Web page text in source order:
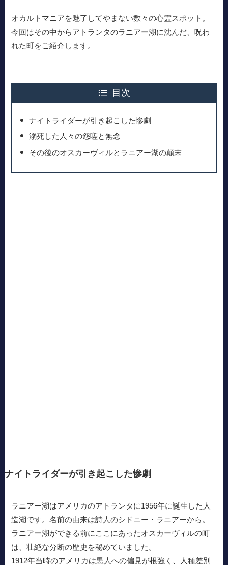
オカルトマニアを魅了してやまない数々の心霊スポット。
今回はその中からアトランタのラニアー湖に沈んだ、呪わ
れた町をご紹介します。
目次
ナイトライダーが引き起こした惨劇
溺死した人々の怨嗟と無念
その後のオスカーヴィルとラニアー湖の顛末
ナイトライダーが引き起こした惨劇
ラニアー湖はアメリカのアトランタに1956年に誕生した人
造湖です。名前の由来は詩人のシドニー・ラニアーから。
ラニアー湖ができる前にここにあったオスカーヴィルの町
は、壮絶な分断の歴史を秘めていました。
1912年当時のアメリカは黒人への偏見が根強く、人種差別